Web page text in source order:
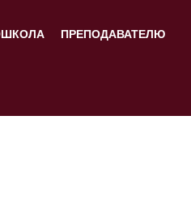
ПРЕПОДАВАТЕЛЮ